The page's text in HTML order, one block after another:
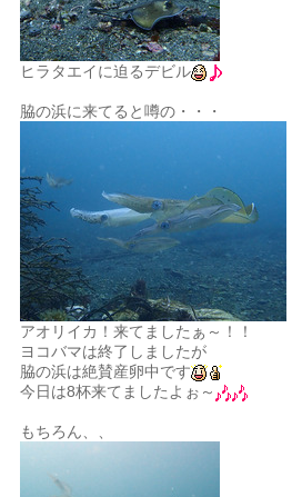
ヒラタエイに迫るデビル
脇の浜に来てると噂の・・・
アオリイカ！来てましたぁ～！！
ヨコバマは終了しましたが
脇の浜は絶賛産卵中です
今日は8杯来てましたよぉ～
もちろん、、